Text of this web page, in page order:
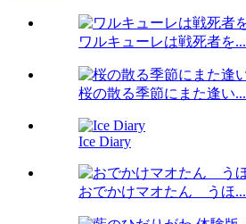
ワルキューレは戦死者を...
桜の散る季節にまた逢い...
Ice Diary
おでかけマオたん うほ...